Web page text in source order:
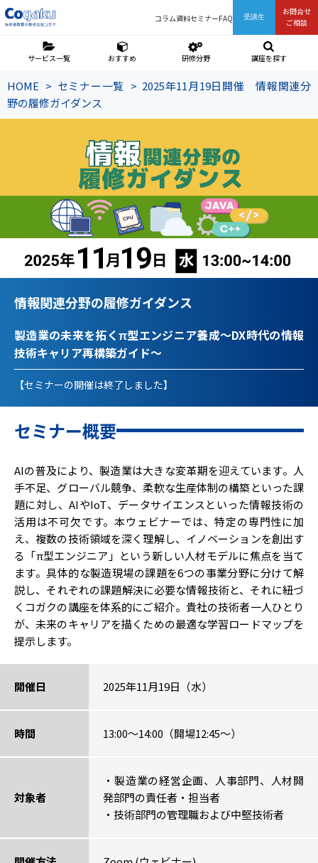
コラム資料セミナーFAQ 受講生
お問合せ
ご相談
サービス一覧 おすすめ 研修分野 講座を探す
HOME セミナー一覧
2025年11月19日開催 情報関連分
野の履修ガイダンス
情報関連分野の履修ガイダンス
製造業の未来を拓くπ型エンジニア養成～DX時代の情報
技術キャリア再構築ガイド～
【セミナーの開催は終了しました】
セミナー概要
AIの普及により、製造業は大きな変革期を迎えています。人
手不足、グローバル競争、柔軟な生産体制の構築といった課
題に対し、AIやIoT、データサイエンスといった情報技術の
活用は不可欠です。本ウェビナーでは、特定の専門性に加
え、複数の技術領域を深く理解し、イノベーションを創出す
る「π型エンジニア」という新しい人材モデルに焦点を当て
ます。具体的な製造現場の課題を6つの事業分野に分けて解
説し、それぞれの課題解決に必要な情報技術と、それに紐づ
くコガクの講座を体系的にご紹介。貴社の技術者一人ひとり
が、未来のキャリアを描くための最適な学習ロードマップを
提示します。
開催日 2025年11月19日（水）
時間 13:00～14:00（開場12:45～）
対象者
・製造業の経営企画、人事部門、人材開
発部門の責任者・担当者
・技術部門の管理職および中堅技術者